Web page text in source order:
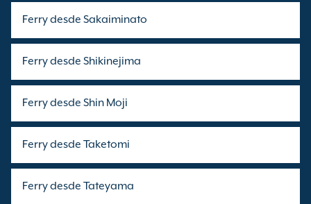
Ferry desde Sakaiminato
Ferry desde Shikinejima
Ferry desde Shin Moji
Ferry desde Taketomi
Ferry desde Tateyama